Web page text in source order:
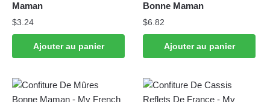
Maman
$3.24
Ajouter au panier
Bonne Maman
$6.82
Ajouter au panier